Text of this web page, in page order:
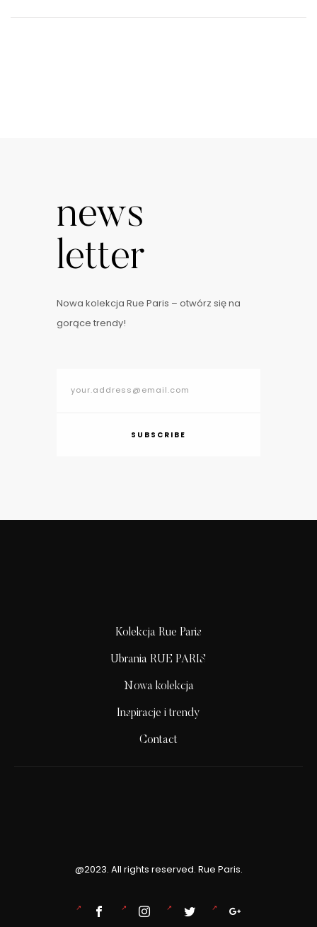
news
letter
Nowa kolekcja Rue Paris – otwórz się na
gorące trendy!
SUBSCRIBE
Kolekcja Rue Paris
Ubrania RUE PARIS
Nowa kolekcja
Inspiracje i trendy
Contact
@2023. All rights reserved. Rue Paris.